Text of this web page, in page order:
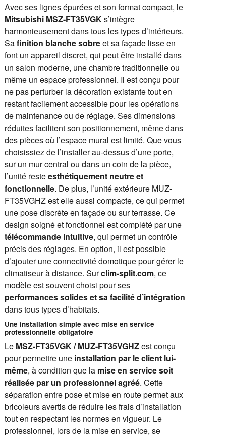
Avec ses lignes épurées et son format compact, le
Mitsubishi MSZ-FT35VGKs’intègre
harmonieusement dans tous les types d’intérieurs.
Safinition blanche sobreet sa façade lisse en
font un appareil discret, qui peut être installé dans
un salon moderne, une chambre traditionnelle ou
même un espace professionnel. Il est conçu pour
ne pas perturber la décoration existante tout en
restant facilement accessible pour les opérations
de maintenance ou de réglage. Ses dimensions
réduites facilitent son positionnement, même dans
des pièces où l’espace mural est limité. Que vous
choisissiez de l’installer au-dessus d’une porte,
sur un mur central ou dans un coin de la pièce,
l’unité resteesthétiquement neutre et
fonctionnelle. De plus, l’unité extérieure MUZ-
FT35VGHZ est elle aussi compacte, ce qui permet
une pose discrète en façade ou sur terrasse. Ce
design soigné et fonctionnel est complété par une
télécommande intuitive, qui permet un contrôle
précis des réglages. En option, il est possible
d’ajouter une connectivité domotique pour gérer le
climatiseur à distance. Surclim-split.com, ce
modèle est souvent choisi pour ses
performances solides et sa facilité d’intégration
dans tous types d’habitats.
Une installation simple avec mise en service
professionnelle obligatoire
Le MSZ-FT35VGK / MUZ-FT35VGHZest conçu
pour permettre une installation par le client lui-
même, à condition que la mise en service soit
réalisée par un professionnel agréé. Cette
séparation entre pose et mise en route permet aux
bricoleurs avertis de réduire les frais d’installation
tout en respectant les normes en vigueur. Le
professionnel, lors de la mise en service, se